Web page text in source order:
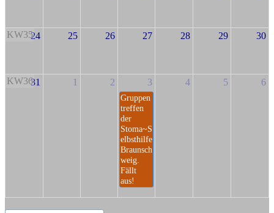
KW3524 25 26 27 28 29 30
KW3631 1 2 3
Gruppen
treffen
der
Stoma~S
elbsthilfe
Braunsch
weig.
Fällt
aus!
4 5 6